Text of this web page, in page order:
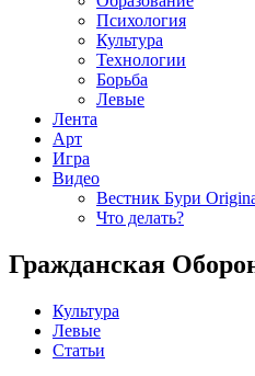
Психология
Культура
Технологии
Борьба
Левые
Лента
Арт
Игра
Видео
Вестник Бури
Что делать?
Гражданская
Культура
Левые
Статьи